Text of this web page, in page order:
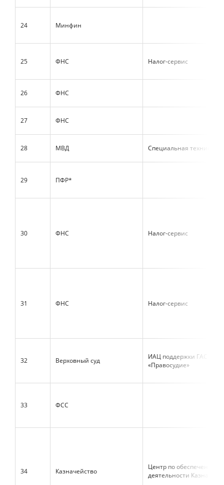
24 Минфин
25 ФНС Налог-сервис
26 ФНС
27 ФНС
28 МВД Специальная техника и
29 ПФР*
30 ФНС Налог-сервис
31 ФНС Налог-сервис
32 Верховный суд
ИАЦ поддержки ГАС
«Правосудие»
33 ФСС
34 Казначейство
Центр по обеспечению
деятельности